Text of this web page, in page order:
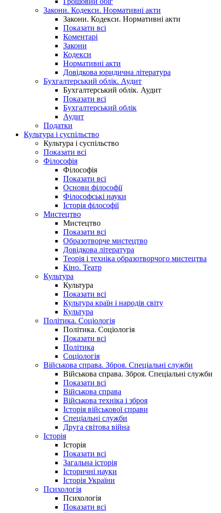
Закони. Кодекси. Нормативні акти
Закони. Кодекси. Нормативні акти
Показати всі
Коментарі
Закони
Кодекси
Нормативні акти
Довідкова юридична література
Бухгалтерський облік. Аудит
Бухгалтерський облік. Аудит
Показати всі
Бухгалтерський облік
Аудит
Податки
Культура і суспільство
Культура і суспільство
Показати всі
Філософія
Філософія
Показати всі
Основи філософії
Філософські науки
Історія філософії
Мистецтво
Мистецтво
Показати всі
Образотворче мистецтво
Довідкова література
Теорія і техніка образотворчого мистецтва
Кіно. Театр
Культура
Культура
Показати всі
Культура країн і народів світу
Культура
Політика. Соціологія
Політика. Соціологія
Показати всі
Політика
Соціологія
Військова справа. Зброя. Спеціальні служби
Військова справа. Зброя. Спеціальні служби
Показати всі
Військова справа
Військова техніка і зброя
Історія військової справи
Спеціальні служби
Друга світова війна
Історія
Історія
Показати всі
Загальна історія
Історичні науки
Історія України
Психологія
Психологія
Показати всі